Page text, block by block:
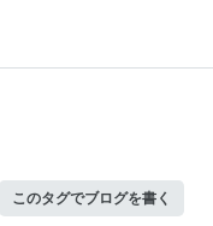
このタグでブログを書く